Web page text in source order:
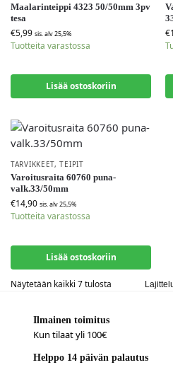
Maalarinteippi 4323 50/50mm 3pv
tesa
€5,99 sis. alv 25,5%
Tuotteita varastossa
Lisää ostoskoriin
€
TARVIKKEET,TEIPIT
Varoitusraita 60760 puna-
valk.33/50mm
€14,90 sis. alv 25,5%
Tuotteita varastossa
Lisää ostoskoriin
Näytetään kaikki 7 tulosta
Ilmainen toimitus
Kun tilaat yli 100€
Helppo 14 päivän palautus